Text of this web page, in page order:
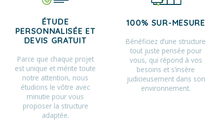
ÉTUDE
PERSONNALISÉE ET
DEVIS GRATUIT
Parce que chaque projet
est unique et mérite toute
notre attention, nous
étudions le vôtre avec
minutie pour vous
proposer la structure
adaptée.
100% SUR-MESURE
Bénéficiez d’une structure
tout juste pensée pour
vous, qui répond à vos
besoins et s’insère
judicieusement dans son
environnement.